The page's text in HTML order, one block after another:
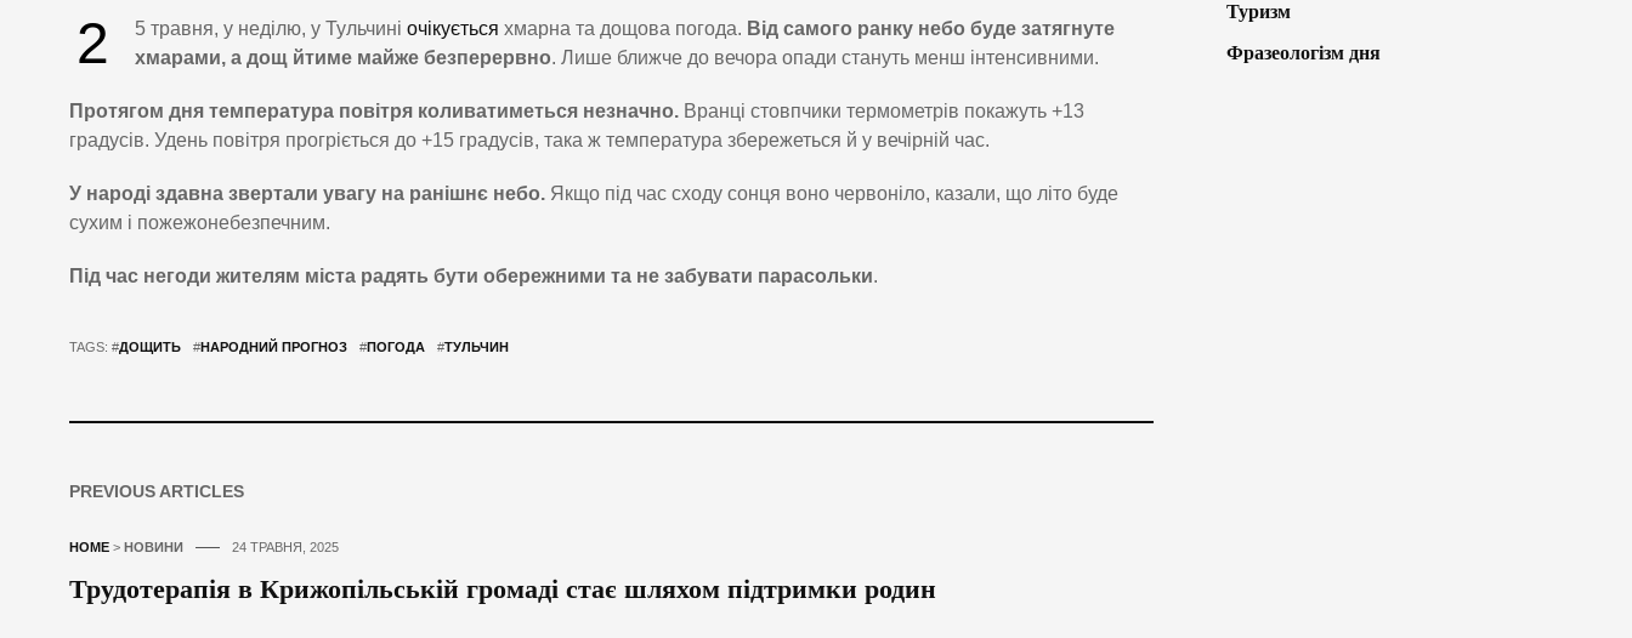
2 5 травня, у неділю, у Тульчині очікується хмарна та дощова погода. Від самого ранку небо буде затягнуте
хмарами, а дощ йтиме майже безперервно. Лише ближче до вечора опади стануть менш інтенсивними.
Протягом дня температура повітря коливатиметься незначно. Вранці стовпчики термометрів покажуть +13
градусів. Удень повітря прогріється до +15 градусів, така ж температура збережеться й у вечірній час.
У народі здавна звертали увагу на ранішнє небо. Якщо під час сходу сонця воно червоніло, казали, що літо буде
сухим і пожежонебезпечним.
Під час негоди жителям міста радять бути обережними та не забувати парасольки.
TAGS: #ДОЩИТЬ #НАРОДНИЙ ПРОГНОЗ #ПОГОДА #ТУЛЬЧИН
PREVIOUS ARTICLES
HOME > НОВИНИ 24 ТРАВНЯ, 2025
Трудотерапія в Крижопільській громаді стає шляхом підтримки родин
Туризм
Фразеологізм дня